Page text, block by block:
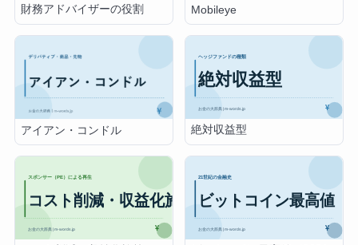
財務アドバイザーの役割 Mobileye
アイアン・コンドル 絶対収益型